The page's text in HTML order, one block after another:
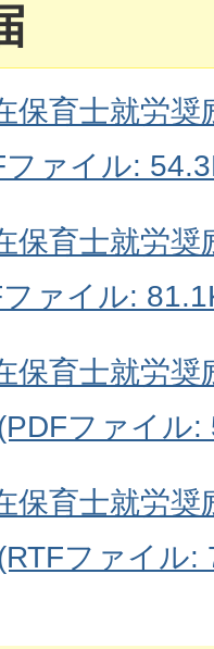
保育士就労奨
ァイル:
保育士就労奨
ァイル:
保育士就労奨
ファイル:
保育士就労奨
ファイル: